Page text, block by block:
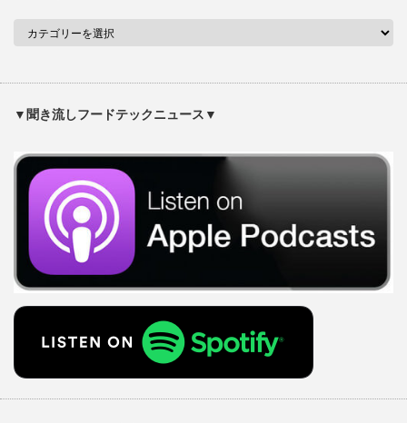
▼聞き流しフードテックニュース▼